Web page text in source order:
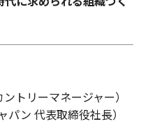
トリーマネージャー）
ン 代表取締役社長）